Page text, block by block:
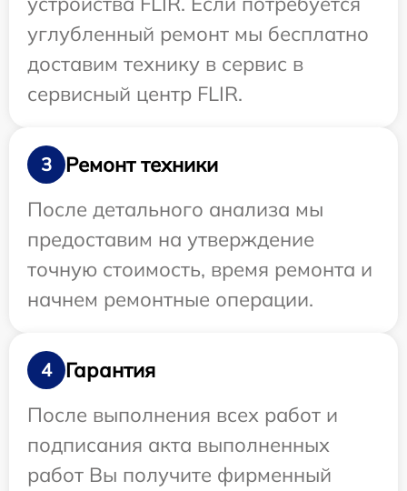
углубленный ремонт мы бесплатно
доставим технику в сервис в
сервисный центр FLIR.
3
Ремонт техники
После детального анализа мы
предоставим на утверждение
точную стоимость, время ремонта и
начнем ремонтные операции.
4
Гарантия
После выполнения всех работ и
подписания акта выполненных
работ Вы получите фирменный